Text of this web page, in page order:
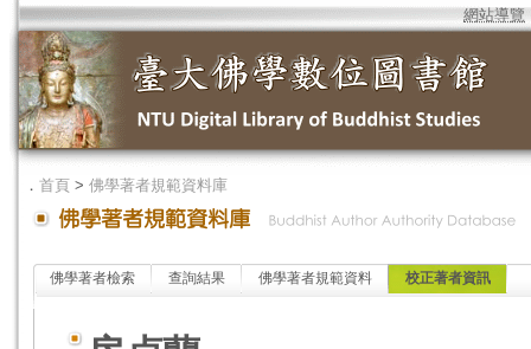
網站導覽
． 首頁 > 佛學著者規範資料庫
佛學著者檢索 查詢結果 佛學著者規範資料 校正著者資訊